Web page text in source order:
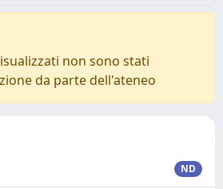
non sono stati
da parte dell'ateneo
ND